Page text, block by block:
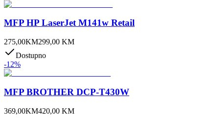
MFP HP LaserJet M141w Retail
275,00KM299,00 KM
Dostupno
-12%
MFP BROTHER DCP-T430W
369,00KM420,00 KM